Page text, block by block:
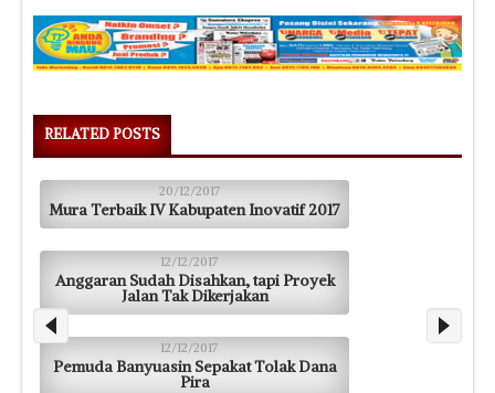
RELATED POSTS
20/12/2017
Mura Terbaik IV Kabupaten Inovatif 2017
12/12/2017
Anggaran Sudah Disahkan, tapi Proyek
Jalan Tak Dikerjakan
12/12/2017
Pemuda Banyuasin Sepakat Tolak Dana
Pira